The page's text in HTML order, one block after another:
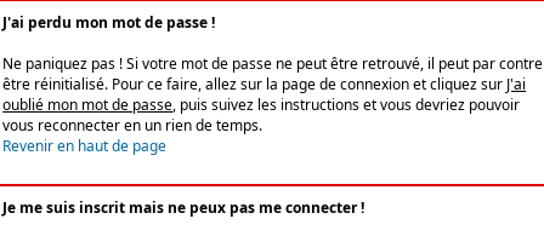
J'ai perdu mon mot de passe !
Ne paniquez pas ! Si votre mot de passe ne peut être retrouvé, il peut par contre
être réinitialisé. Pour ce faire, allez sur la page de connexion et cliquez sur J'ai
oublié mon mot de passe, puis suivez les instructions et vous devriez pouvoir
vous reconnecter en un rien de temps.
Revenir en haut de page
Je me suis inscrit mais ne peux pas me connecter !